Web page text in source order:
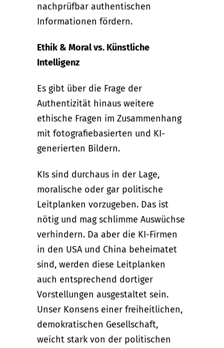
nachprüfbar authentischen
Informationen fördern.
Ethik & Moral vs. Künstliche
Intelligenz
Es gibt über die Frage der
Authentizität hinaus weitere
ethische Fragen im Zusammenhang
mit fotografiebasierten und KI-
generierten Bildern.
KIs sind durchaus in der Lage,
moralische oder gar politische
Leitplanken vorzugeben. Das ist
nötig und mag schlimme Auswüchse
verhindern. Da aber die KI-Firmen
in den USA und China beheimatet
sind, werden diese Leitplanken
auch entsprechend dortiger
Vorstellungen ausgestaltet sein.
Unser Konsens einer freiheitlichen,
demokratischen Gesellschaft,
weicht stark von der politischen